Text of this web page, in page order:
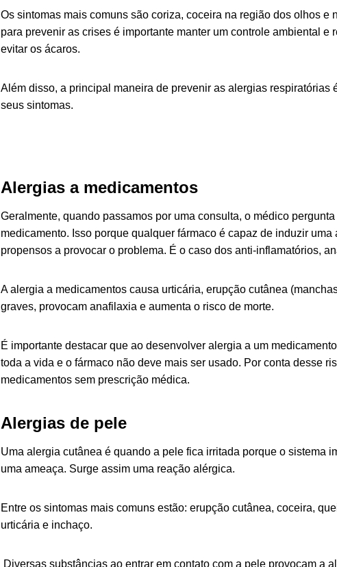
Os sintomas mais comuns são coriza, coceira na região dos olhos e
para prevenir as crises é importante manter um controle ambiental e
evitar os ácaros.
Além disso, a principal maneira de prevenir as alergias respiratórias
seus sintomas.
Alergias a medicamentos
Geralmente, quando passamos por uma consulta, o médico
medicamento. Isso porque qualquer fármaco é capaz de induzir
propensos a provocar o problema. É o caso dos anti-inflamatórios,
A alergia a medicamentos causa urticária, erupção cutânea
graves, provocam anafilaxia e aumenta o risco de morte.
É importante destacar que ao desenvolver alergia a um
toda a vida e o fármaco não deve mais ser usado. Por conta desse
medicamentos sem prescrição médica.
Alergias de pele
Uma alergia cutânea é quando a pele fica irritada porque o sistema
uma ameaça. Surge assim uma reação alérgica.
Entre os sintomas mais comuns estão: erupção cutânea, coceira,
urticária e inchaço.
Diversas substâncias ao entrar em contato com a pele provocam a